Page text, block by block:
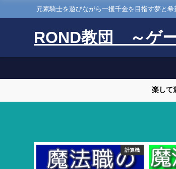
元素騎士を遊びながら一攫千金を目指す夢と希
ROND教団 ～ゲ
楽して
計算機